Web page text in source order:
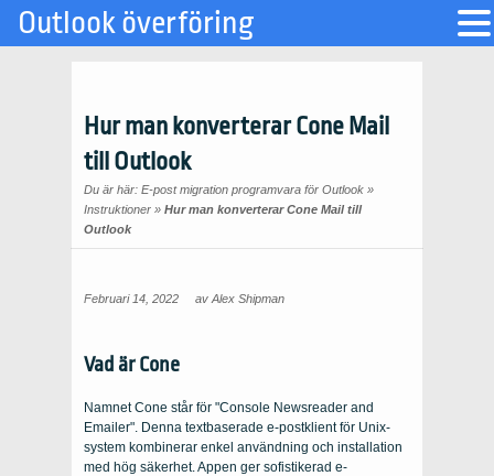
Hur man konverterar Cone Mail
till Outlook
Du är här: E-post migration programvara för Outlook »
Instruktioner » Hur man konverterar Cone Mail till
Outlook
Februari 14, 2022 av Alex Shipman
Vad är Cone
Namnet Cone står för "Console Newsreader and
Emailer". Denna textbaserade e-postklient för Unix-
system kombinerar enkel användning och installation
med hög säkerhet. Appen ger sofistikerad e-
Outlook överföring